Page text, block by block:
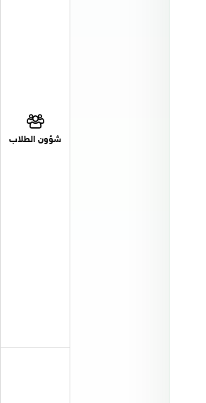
شؤون الطلاب